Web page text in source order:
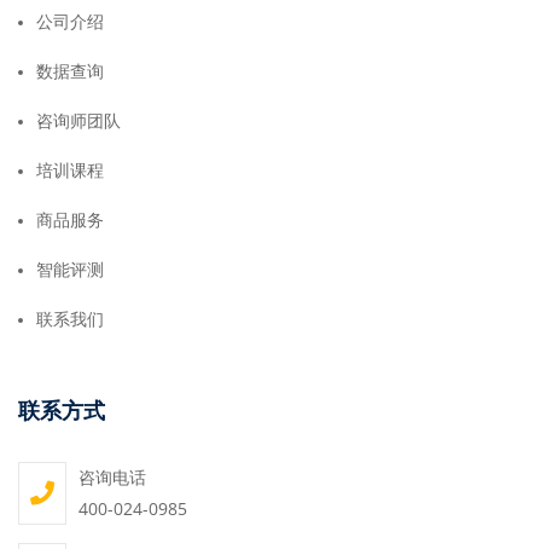
公司介绍
数据查询
咨询师团队
培训课程
商品服务
智能评测
联系我们
联系方式
咨询电话
400-024-0985